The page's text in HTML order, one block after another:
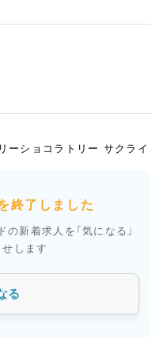
ーショコラトリー サクライ
終了しました
の新着求人を 「気になる」
します
る